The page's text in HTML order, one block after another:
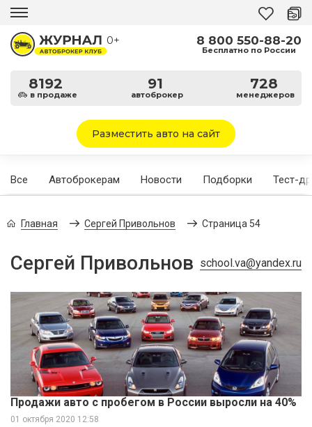
0+
8192
в продаже
91
автоброкер
728
менеджеров
8 800 550-88-20
Бесплатно по России
Разместить авто на сайт
Все Автоброкерам Новости Подборки Тест-
Главная Сергей Привольнов Страница 54
Сергей Привольнов school.va@yandex.ru
Продажи авто с пробегом в России выросли на 40%
01 октября 2020 12:58